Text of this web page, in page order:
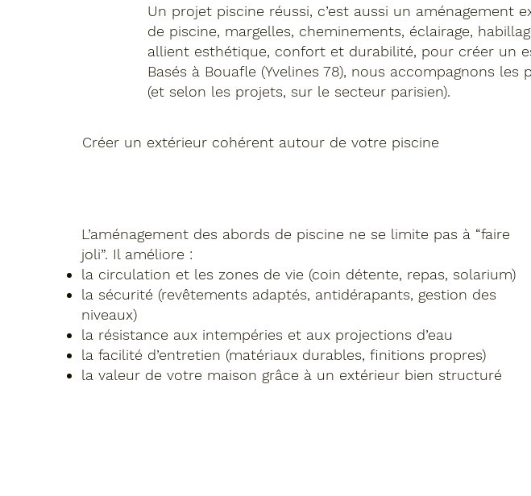
Un projet piscine réussi, c’est aussi un aménagement
de piscine, margelles, cheminements, éclairage,
allient esthétique, confort et durabilité, pour créer un
Basés à Bouafle (Yvelines 78), nous accompagnons
(et selon les projets, sur le secteur parisien).
Créer un extérieur cohérent autour de votre piscine
L’aménagement des abords de piscine ne se limite pas à “faire
joli”. Il améliore :
la circulation et les zones de vie (coin détente, repas, solarium)
la sécurité (revêtements adaptés, antidérapants, gestion des
niveaux)
la résistance aux intempéries et aux projections d’eau
la facilité d’entretien (matériaux durables, finitions propres)
la valeur de votre maison grâce à un extérieur bien structuré